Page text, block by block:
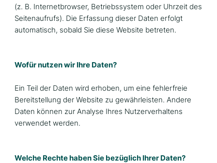
(z. B. Internetbrowser, Betriebssystem oder Uhrzeit des
Seitenaufrufs). Die Erfassung dieser Daten erfolgt
automatisch, sobald Sie diese Website betreten.
Wofür nutzen wir Ihre Daten?
Ein Teil der Daten wird erhoben, um eine fehlerfreie
Bereitstellung der Website zu gewährleisten. Andere
Daten können zur Analyse Ihres Nutzerverhaltens
verwendet werden.
Welche Rechte haben Sie bezüglich Ihrer Daten?